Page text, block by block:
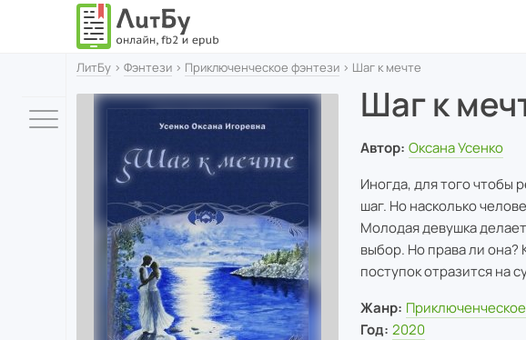
ЛитБу › Фэнтези › Приключенческое фэнтези › Шаг к мечте
Шаг к
Автор: Оксана Усенко
Иногда, для того чтобы
шаг. Но насколько
Молодая девушка
выбор. Но права ли она?
поступок отразится на
Жанр:
Год: 2020